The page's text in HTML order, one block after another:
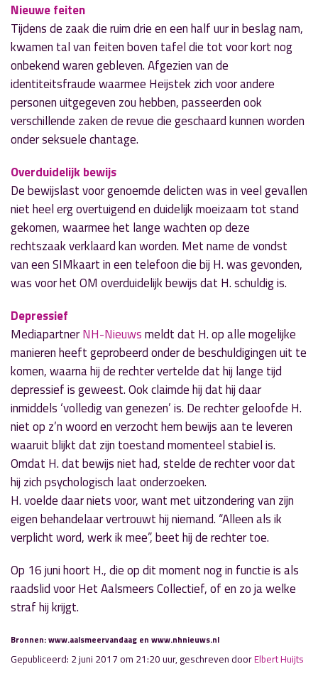
Nieuwe feiten
Tijdens de zaak die ruim drie en een half uur in beslag nam,
kwamen tal van feiten boven tafel die tot voor kort nog
onbekend waren gebleven. Afgezien van de
identiteitsfraude waarmee Heijstek zich voor andere
personen uitgegeven zou hebben, passeerden ook
verschillende zaken de revue die geschaard kunnen worden
onder seksuele chantage.
Overduidelijk bewijs
De bewijslast voor genoemde delicten was in veel gevallen
niet heel erg overtuigend en duidelijk moeizaam tot stand
gekomen, waarmee het lange wachten op deze
rechtszaak verklaard kan worden. Met name de vondst
van een SIMkaart in een telefoon die bij H. was gevonden,
was voor het OM overduidelijk bewijs dat H. schuldig is.
Depressief
MediapartnerNH-Nieuwsmeldt dat H. op alle mogelijke
manieren heeft geprobeerd onder de beschuldigingen uit te
komen, waarna hij de rechter vertelde dat hij lange tijd
depressief is geweest. Ook claimde hij dat hij daar
inmiddels ‘volledig van genezen’ is. De rechter geloofde H.
niet op z’n woord en verzocht hem bewijs aan te leveren
waaruit blijkt dat zijn toestand momenteel stabiel is.
Omdat H. dat bewijs niet had, stelde de rechter voor dat
hij zich psychologisch laat onderzoeken.
H. voelde daar niets voor, want met uitzondering van zijn
eigen behandelaar vertrouwt hij niemand. “Alleen als ik
verplicht word, werk ik mee”, beet hij de rechter toe.
Op 16 juni hoort H., die op dit moment nog in functie is als
raadslid voor Het Aalsmeers Collectief, of en zo ja welke
straf hij krijgt.
Bronnen: www.aalsmeervandaag en www.nhnieuws.nl
Gepubliceerd: 2 juni 2017 om 21:20 uur, geschreven doorElbert Huijts